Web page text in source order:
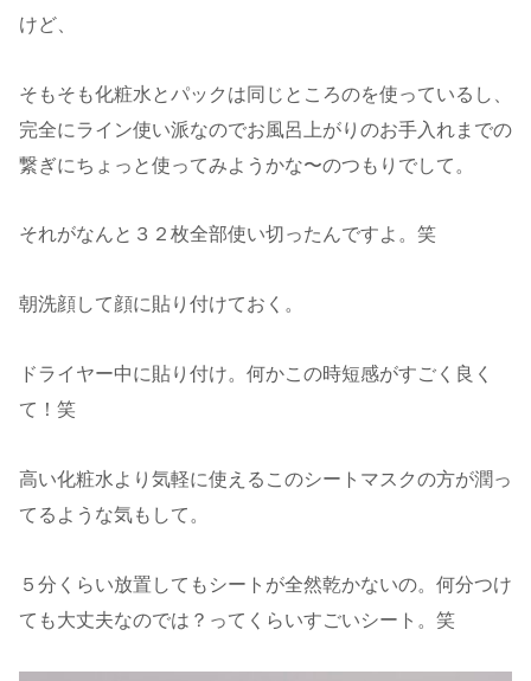
けど、
そもそも化粧水とパックは同じところのを使っているし、
完全にライン使い派なのでお風呂上がりのお手入れまでの
繋ぎにちょっと使ってみようかな〜のつもりでして。
それがなんと３２枚全部使い切ったんですよ。笑
朝洗顔して顔に貼り付けておく。
ドライヤー中に貼り付け。何かこの時短感がすごく良く
て！笑
高い化粧水より気軽に使えるこのシートマスクの方が潤っ
てるような気もして。
５分くらい放置してもシートが全然乾かないの。何分つけ
ても大丈夫なのでは？ってくらいすごいシート。笑